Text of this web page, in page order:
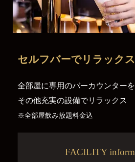
セルフバーでリラック
全部屋に専用のバーカウンター
その他充実の設備でリラックス
※全部屋飲み放題料金込
FACILITY